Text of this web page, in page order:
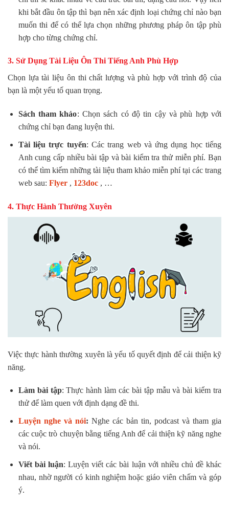
khi bắt đầu ôn tập thì bạn nên xác định loại chứng chỉ nào bạn
muốn thi để có thể lựa chọn những phương pháp ôn tập phù
hợp cho từng chứng chỉ.
3. Sử Dụng Tài Liệu Ôn Thi Tiếng Anh Phù Hợp
Chọn lựa tài liệu ôn thi chất lượng và phù hợp với trình độ của
bạn là một yếu tố quan trọng.
Sách tham khảo: Chọn sách có độ tin cậy và phù hợp với
chứng chỉ bạn đang luyện thi.
Tài liệu trực tuyến: Các trang web và ứng dụng học tiếng
Anh cung cấp nhiều bài tập và bài kiểm tra thử miễn phí. Bạn
có thể tìm kiếm những tài liệu tham khảo miễn phí tại các trang
web sau: Flyer, 123doc , …
4. Thực Hành Thường Xuyên
Việc thực hành thường xuyên là yếu tố quyết định để cải thiện kỹ
năng.
Làm bài tập: Thực hành làm các bài tập mẫu và bài kiểm tra
thử để làm quen với định dạng đề thi.
Luyện nghe và nói: Nghe các bản tin, podcast và tham gia
các cuộc trò chuyện bằng tiếng Anh để cải thiện kỹ năng nghe
và nói.
Viết bài luận: Luyện viết các bài luận với nhiều chủ đề khác
nhau, nhờ người có kinh nghiệm hoặc giáo viên chấm và góp
ý.